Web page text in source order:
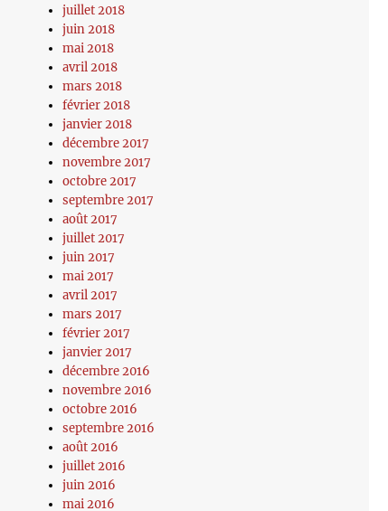
juillet 2018
juin 2018
mai 2018
avril 2018
mars 2018
février 2018
janvier 2018
décembre 2017
novembre 2017
octobre 2017
septembre 2017
août 2017
juillet 2017
juin 2017
mai 2017
avril 2017
mars 2017
février 2017
janvier 2017
décembre 2016
novembre 2016
octobre 2016
septembre 2016
août 2016
juillet 2016
juin 2016
mai 2016